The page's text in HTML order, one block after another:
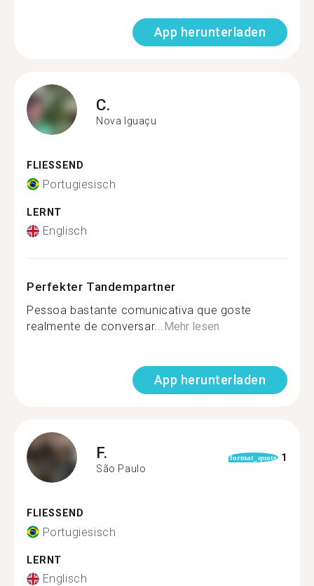
App herunterladen
C.
Nova Iguaçu
FLIESSEND
Portugiesisch
LERNT
Englisch
Perfekter Tandempartner
Pessoa bastante comunicativa que goste
realmente de conversar...Mehr lesen
App herunterladen
F.
São Paulo
format_quote 1
FLIESSEND
Portugiesisch
LERNT
Englisch